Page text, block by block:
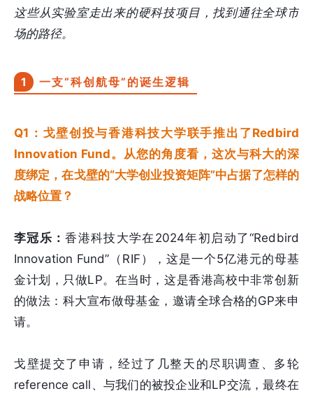
这些从实验室走出来的硬科技项目，找到通往全球市
场的路径。
1 一支“科创航母”的诞生逻辑
Q1：戈壁创投与香港科技大学联手推出了Redbird
Innovation Fund。从您的角度看，这次与科大的深
度绑定，在戈壁的“大学创业投资矩阵”中占据了怎样的
战略位置？
李冠乐：香港科技大学在2024年初启动了“Redbird
Innovation Fund”（RIF），这是一个5亿港元的母基
金计划，只做LP。在当时，这是香港高校中非常创新
的做法：科大宣布做母基金，邀请全球合格的GP来申
请。
戈壁提交了申请，经过了几整天的尽职调查、多轮
reference call、与我们的被投企业和LP交流，最终在